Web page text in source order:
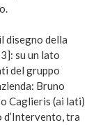
disegno della
su un lato
del gruppo
Bruno
Caglieris (ai lati)
tra